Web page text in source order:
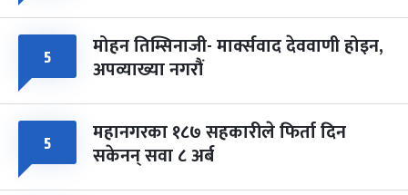
५ मोहन तिम्सिनाजी- मार्क्सवाद देववाणी होइन,
अपव्याख्या नगरौं
५ महानगरका १८७ सहकारीले फिर्ता दिन
सकेनन् सवा ८ अर्ब